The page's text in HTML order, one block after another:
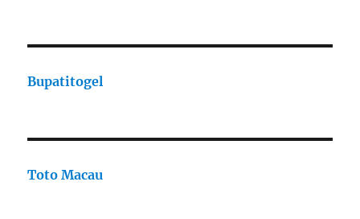
Bupatitogel
Toto Macau